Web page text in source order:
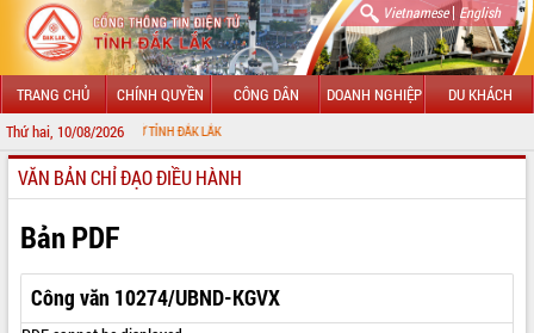
Vietnamese| English
TRANG CHỦ CHÍNH QUYỀN CÔNG DÂN DOANH NGHIỆP DU KHÁCH
Thứ hai, 10/08/2026
TIN ĐIỆN TỬ TỈNH ĐẮK LẮK
GIỚI THIỆU
LÃNH ĐẠO UBND TỈNH
TIN TỨC SỰ KIỆN
SỞ, BAN, NGÀNH
VĂN BẢN CHỈ ĐẠO ĐIỀU HÀNH
Bản PDF
Công văn 10274/UBND-KGVX